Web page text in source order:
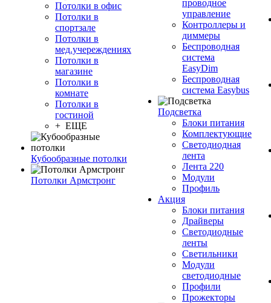
Потолки в офис
Потолки в
спортзале
Потолки в
мед.учереждениях
Потолки в
магазине
Потолки в
комнате
Потолки в
гостиной
+ ЕЩЕ
Кубообразные потолки
Потолки Армстронг
проводное
управление
Контроллеры и
диммеры
Беспроводная
система
EasyDim
Беспроводная
система Easybus
Подсветка
Блоки питания
Комплектующие
Светодиодная
лента
Лента 220
Модули
Профиль
Акция
Блоки питания
Драйверы
Светодиодные
ленты
Светильники
Модули
светодиодные
Профили
Прожекторы